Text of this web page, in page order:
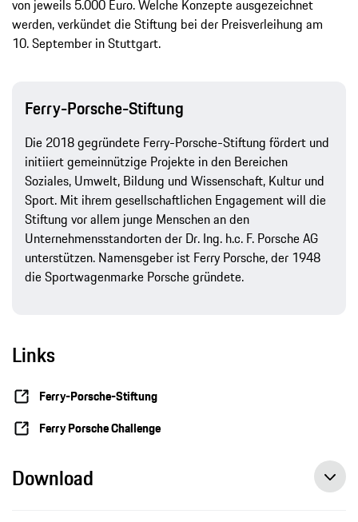
von jeweils 5.000 Euro. Welche Konzepte ausgezeichnet
werden, verkündet die Stiftung bei der Preisverleihung am
10. September in Stuttgart.
Ferry-Porsche-Stiftung
Die 2018 gegründete Ferry-Porsche-Stiftung fördert und
initiiert gemeinnützige Projekte in den Bereichen
Soziales, Umwelt, Bildung und Wissenschaft, Kultur und
Sport. Mit ihrem gesellschaftlichen Engagement will die
Stiftung vor allem junge Menschen an den
Unternehmensstandorten der Dr. Ing. h.c. F. Porsche AG
unterstützen. Namensgeber ist Ferry Porsche, der 1948
die Sportwagenmarke Porsche gründete.
Links
Ferry-Porsche-Stiftung
Ferry Porsche Challenge
Download